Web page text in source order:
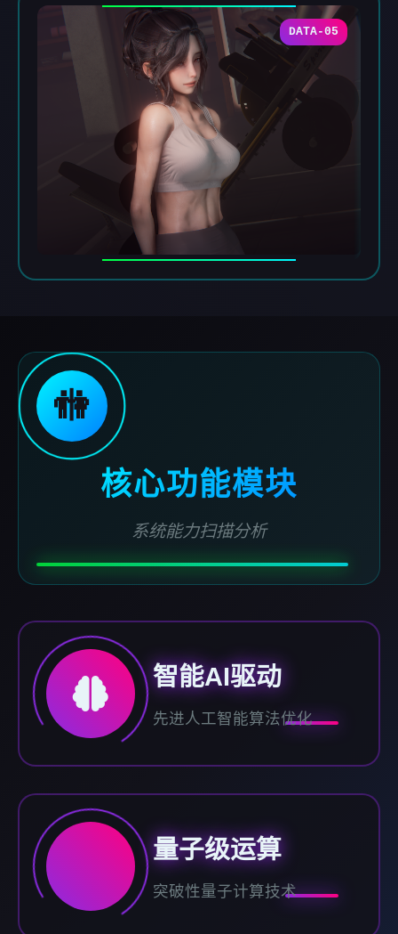
DATA-05
🚻
核心功能模块
系统能力扫描分析
智能AI驱动
先进人工智能算法优化
量子级运算
突破性量子计算技术